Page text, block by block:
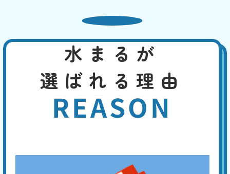
た、などの原因が考えられます。
便座の交換・取付け
基本料
EB
限
定
割
引
8,800
合計 8,800
長い年月使用していると、本体の黄ばみや掃除しても取れない臭いなど
が生じます。便座の割れ、ウォシュレットの故障などの致命的な故障に
便器・タンク交換
水まるが
選ばれる理由
REASON